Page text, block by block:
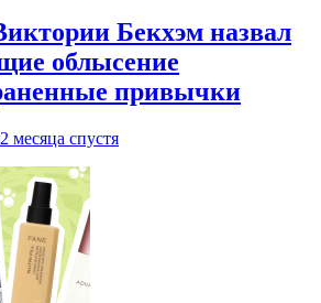
Бекхэм назвал
облысение
привычки
2 месяца спустя